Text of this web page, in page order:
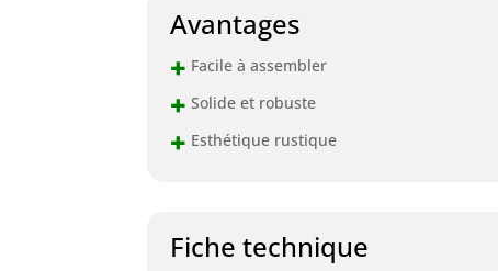
Avantages
+ Facile à assembler
+ Solide et robuste
+ Esthétique rustique
Fiche technique